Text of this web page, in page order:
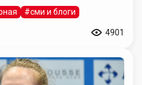
#сми и блоги
4901